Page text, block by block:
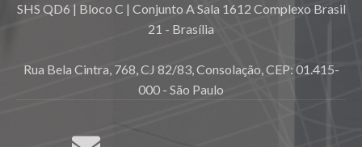
SHS QD6 | Bloco C | Conjunto A Sala 1612 Complexo Brasil
21 - Brasília
Rua Bela Cintra, 768, CJ 82/83, Consolação, CEP: 01.415-
000 - São Paulo